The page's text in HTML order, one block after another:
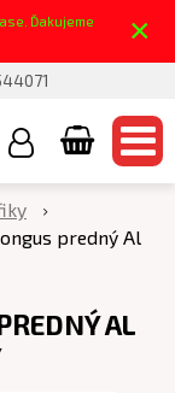
Ďakujeme
×
predný Al
AL